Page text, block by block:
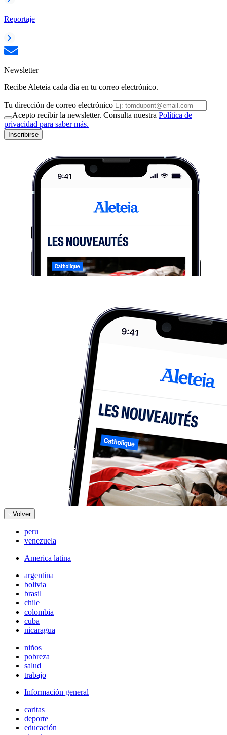
Reportaje
Newsletter
Recibe Aleteia cada día en tu correo electrónico.
Tu dirección de correo electrónico
Acepto recibir la newsletter. Consulta nuestra Política de
privacidad para saber más.
Inscribirse
Volver
peru
venezuela
America latina
argentina
bolivia
brasil
chile
colombia
cuba
nicaragua
niños
pobreza
salud
trabajo
Información general
caritas
deporte
educación